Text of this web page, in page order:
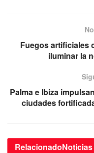
Fuegos artificiales
iluminar la
Palma e Ibiza
ciudades
RelacionadoNoticias